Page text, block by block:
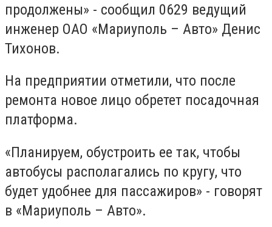
продолжены» - сообщил 0629 ведущий
инженер ОАО «Мариуполь – Авто» Денис
Тихонов.
На предприятии отметили, что после
ремонта новое лицо обретет посадочная
платформа.
«Планируем, обустроить ее так, чтобы
автобусы располагались по кругу, что
будет удобнее для пассажиров» - говорят
в «Мариуполь – Авто».